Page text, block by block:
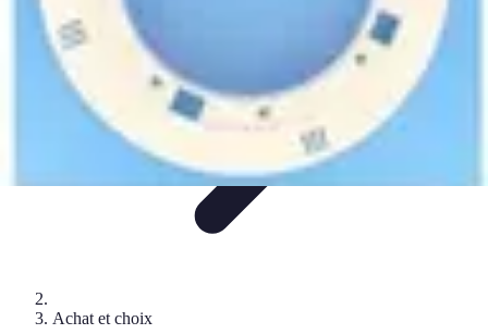
Achat et choix